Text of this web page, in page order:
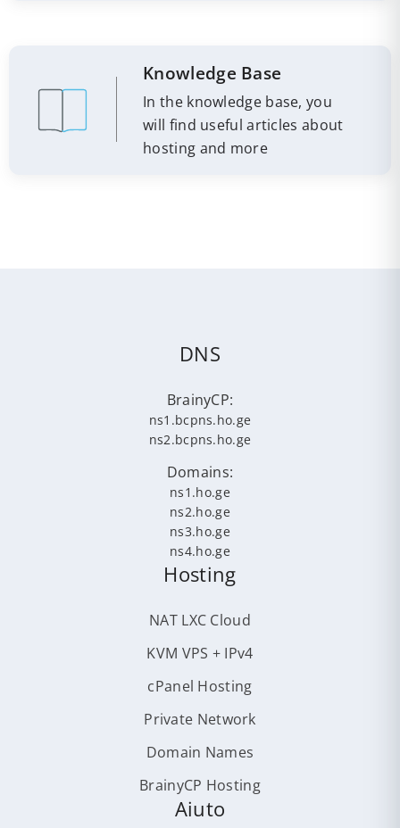
Knowledge Base
In the knowledge base, you
will find useful articles about
hosting and more
DNS
BrainyCP:
ns1.bcpns.ho.ge
ns2.bcpns.ho.ge
Domains:
ns1.ho.ge
ns2.ho.ge
ns3.ho.ge
ns4.ho.ge
Hosting
NAT LXC Cloud
KVM VPS + IPv4
cPanel Hosting
Private Network
Domain Names
BrainyCP Hosting
Aiuto